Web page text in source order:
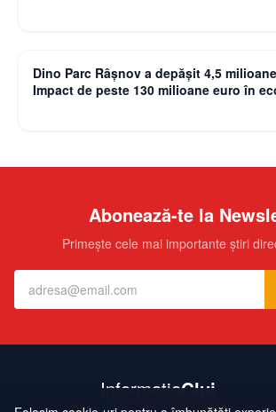
Dino Parc Râșnov a depășit 4,5
Impact de peste 130 milioane euro în
Abonează-te la
Primește cele mai importante știri